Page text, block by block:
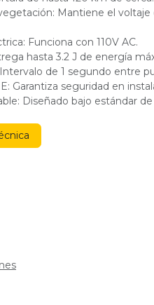
Mantiene el voltaje
Funciona con 110V AC.
hasta 3.2 J de energía
de 1 segundo entre
Garantiza seguridad en
Diseñado bajo estándar